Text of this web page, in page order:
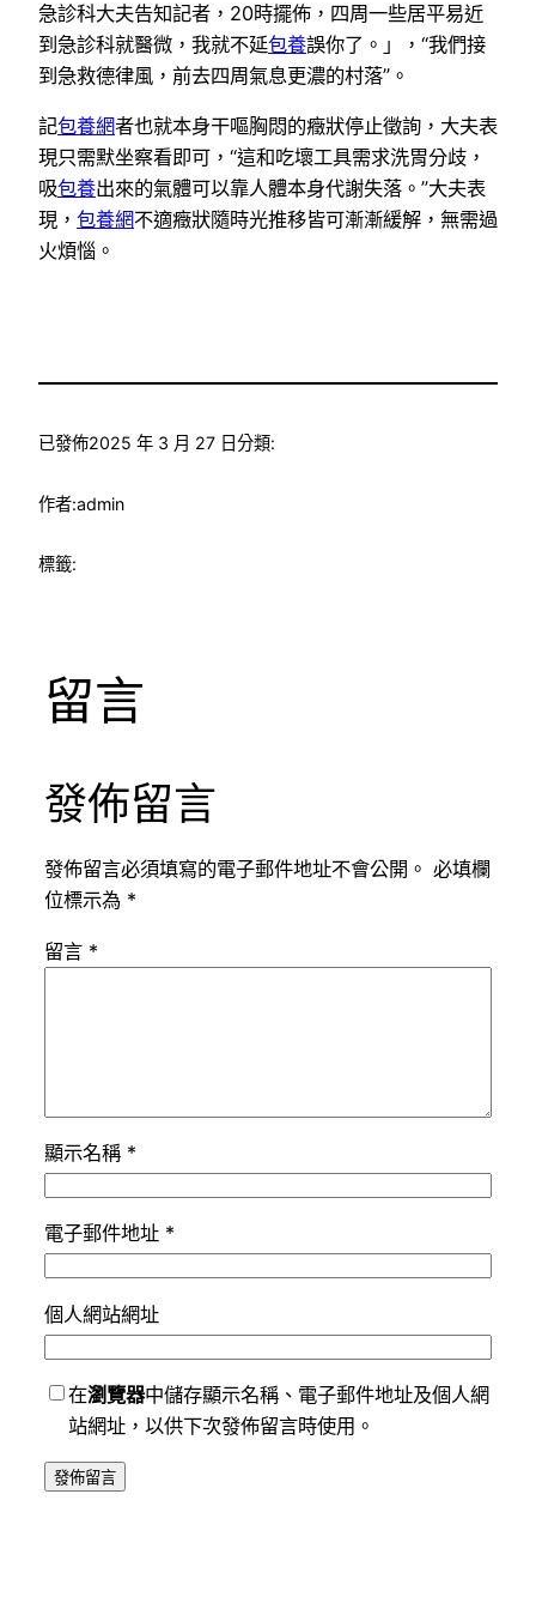
急診科大夫告知記者，20時擺佈，四周一些居平易近
到急診科就醫微，我就不延包養誤你了。」，“我們接
到急救德律風，前去四周氣息更濃的村落”。
記包養網者也就本身干嘔胸悶的癥狀停止徵詢，大夫表
現只需默坐察看即可，“這和吃壞工具需求洗胃分歧，
吸包養出來的氣體可以靠人體本身代謝失落。”大夫表
現， 包養網不適癥狀隨時光推移皆可漸漸緩解，無需過
火煩惱。
已發佈2025 年 3 月 27 日分類:
作者:admin
標籤:
留言
發佈留言
發佈留言必須填寫的電子郵件地址不會公開。 必填欄
位標示為 *
留言 *
顯示名稱 *
電子郵件地址 *
個人網站網址
在瀏覽器中儲存顯示名稱、電子郵件地址及個人網
站網址，以供下次發佈留言時使用。